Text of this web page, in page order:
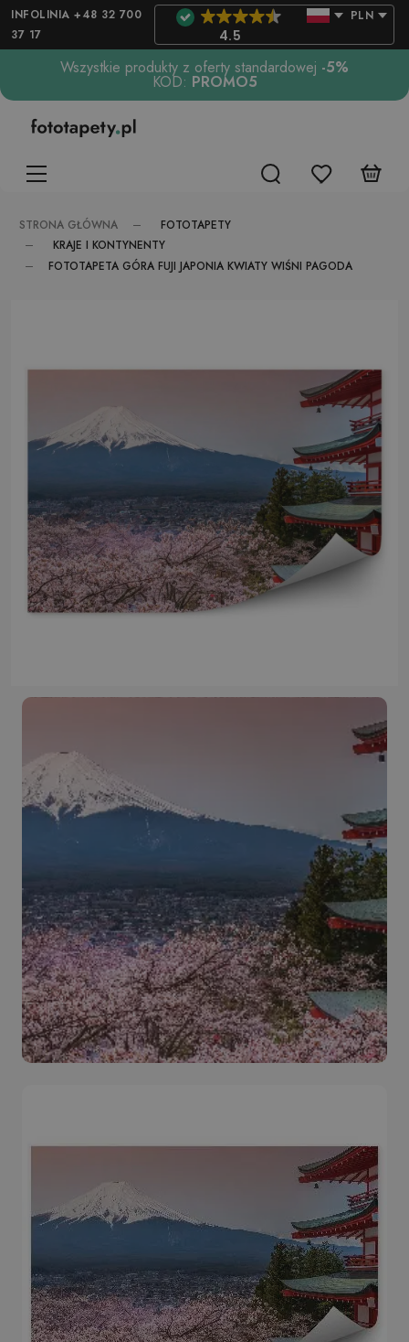
INFOLINIA +48 32 700
37 17
4.5
PLN
Wszystkie produkty z oferty standardowej -5%
KOD: PROMO5
STRONA GŁÓWNA
FOTOTAPETY
KRAJE I KONTYNENTY
FOTOTAPETA GÓRA FUJI JAPONIA KWIATY WIŚNI PAGODA